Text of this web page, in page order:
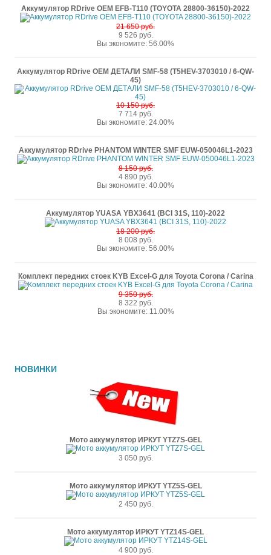
Аккумулятор RDrive OEM EFB-T110 (TOYOTA 28800-36150)-2022
21 650 руб.
9 526 руб.
Вы экономите: 56.00%
Аккумулятор RDrive OEM ДЕТАЛИ SMF-58 (T5HEV-3703010 / 6-QW-
45)
10 150 руб.
7 714 руб.
Вы экономите: 24.00%
Аккумулятор RDrive PHANTOM WINTER SMF EUW-050046L1-2023
8 150 руб.
4 890 руб.
Вы экономите: 40.00%
Аккумулятор YUASA YBX3641 (BCI 31S, 110)-2022
18 200 руб.
8 008 руб.
Вы экономите: 56.00%
Комплект передних стоек KYB Excel-G для Toyota Corona / Carina
9 350 руб.
8 322 руб.
Вы экономите: 11.00%
НОВИНКИ
Мото аккумулятор ИРКУТ YTZ7S-GEL
3 050 руб.
Мото аккумулятор ИРКУТ YTZ5S-GEL
2 450 руб.
Мото аккумулятор ИРКУТ YTZ14S-GEL
4 900 руб.